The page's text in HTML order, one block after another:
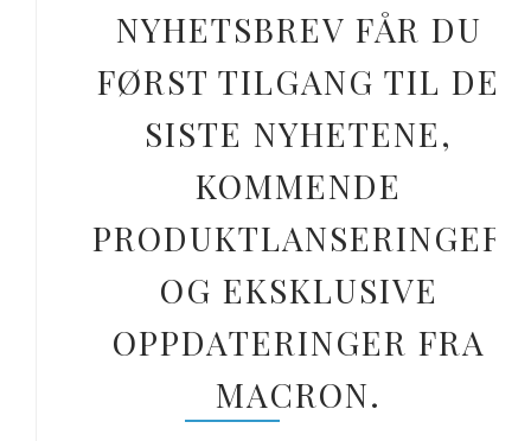
NYHETSBREV FÅR DU
FØRST TILGANG TIL DE
SISTE NYHETENE,
KOMMENDE
PRODUKTLANSERINGER
OG EKSKLUSIVE
OPPDATERINGER FRA
MACRON.